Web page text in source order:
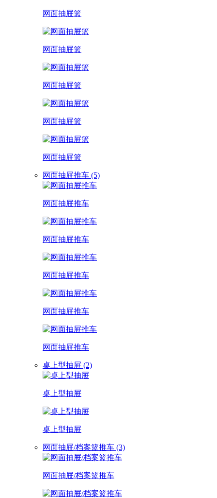
网面抽屉篮
网面抽屉篮
网面抽屉篮
网面抽屉篮
网面抽屉篮
网面抽屉推车 (5)
网面抽屉推车
网面抽屉推车
网面抽屉推车
网面抽屉推车
网面抽屉推车
桌上型抽屉 (2)
桌上型抽屉
桌上型抽屉
网面抽屉/档案篮推车 (3)
网面抽屉/档案篮推车